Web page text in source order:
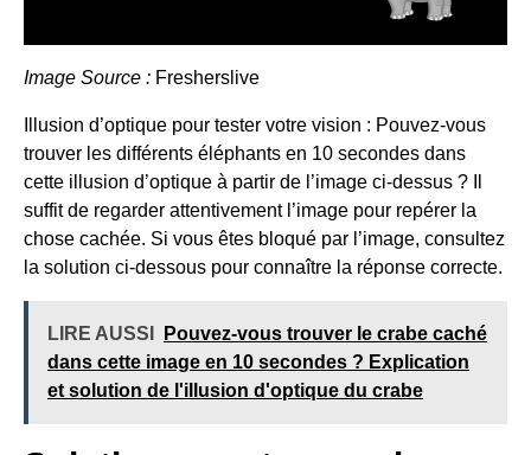
Image Source : Fresherslive
Illusion d’optique pour tester votre vision : Pouvez-vous
trouver les différents éléphants en 10 secondes dans
cette illusion d’optique à partir de l’image ci-dessus ? Il
suffit de regarder attentivement l’image pour repérer la
chose cachée. Si vous êtes bloqué par l’image, consultez
la solution ci-dessous pour connaître la réponse correcte.
LIRE AUSSI
Pouvez-vous trouver le crabe caché
dans cette image en 10 secondes ? Explication
et solution de l'illusion d'optique du crabe